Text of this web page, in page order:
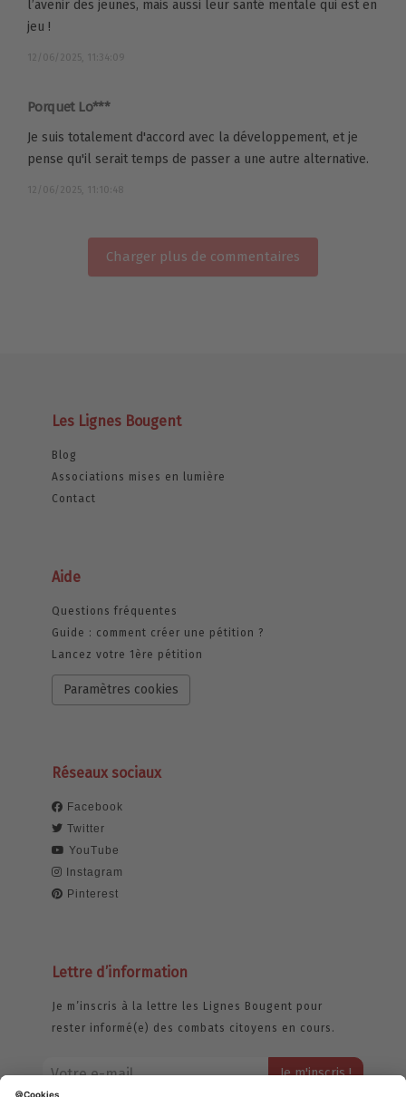
l’avenir des jeunes, mais aussi leur santé mentale qui est en
jeu !
12/06/2025, 11:34:09
Porquet Lo***
Je suis totalement d'accord avec la développement, et je
pense qu'il serait temps de passer a une autre alternative.
12/06/2025, 11:10:48
Charger plus de commentaires
Les Lignes Bougent
Blog
Associations mises en lumière
Contact
Aide
Questions fréquentes
Guide : comment créer une pétition ?
Lancez votre 1ère pétition
Paramètres cookies
Réseaux sociaux
Facebook
Twitter
YouTube
Instagram
Pinterest
Lettre d’information
Je m’inscris à la lettre les Lignes Bougent pour
rester informé(e) des combats citoyens en cours.